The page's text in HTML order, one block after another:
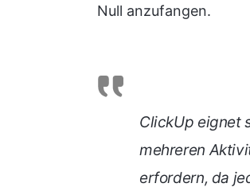
Null anzufangen.
ClickUp eignet
mehreren
erfordern, da